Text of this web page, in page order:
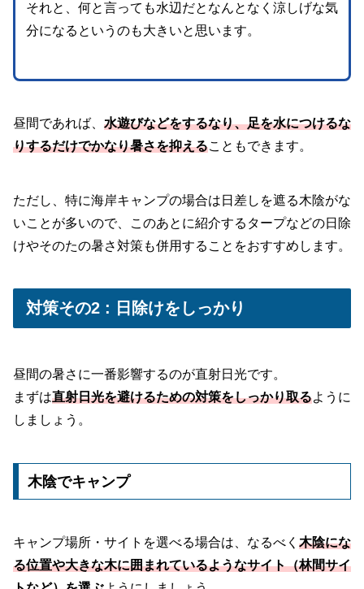
それと、何と言っても水辺だとなんとなく涼しげな気
分になるというのも大きいと思います。
昼間であれば、 水遊びなどをするなり、足を水につけるな
りするだけでかなり暑さを抑えることもできます。
ただし、特に海岸キャンプの場合は日差しを遮る木陰がな
いことが多いので、このあとに紹介するタープなどの日除
けやそのたの暑さ対策も併用することをおすすめします。
対策その2 : 日除けをしっかり
昼間の暑さに一番影響するのが直射日光です。
まずは直射日光を避けるための対策をしっかり取るように
しましょう。
木陰でキャンプ
キャンプ場所・サイトを選べる場合は、なるべく 木陰にな
る位置や大きな木に囲まれているようなサイト（林間サイ